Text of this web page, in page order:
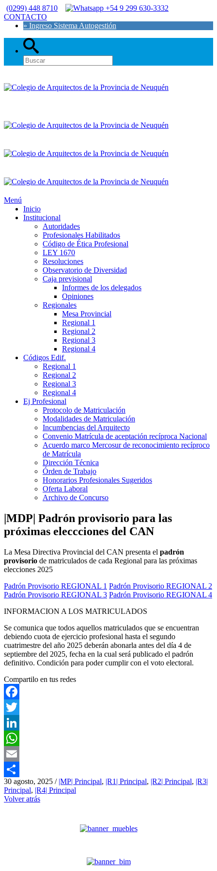
(0299) 448 8710
+54 9 299 630-3332
CONTACTO
» Ingreso Sistema Autogestión
Menú
Inicio
Institucional
Autoridades
Profesionales Habilitados
Código de Ética Profesional
LEY 1670
Resoluciones
Observatorio de Diversidad
Caja previsional
Informes de los delegados
Opiniones
Regionales
Mesa Provincial
Regional 1
Regional 2
Regional 3
Regional 4
Códigos Edif.
Regional 1
Regional 2
Regional 3
Regional 4
Ej Profesional
Protocolo de Matriculación
Modalidades de Matriculación
Incumbencias del Arquitecto
Convenio Matrícula de aceptación recíproca Nacional
Acuerdo marco Mercosur de reconocimiento recíproco
de Matrícula
Dirección Técnica
Órden de Trabajo
Honorarios Profesionales Sugeridos
Oferta Laboral
Archivo de Concurso
|MDP| Padrón provisorio para las
próximas eleccciones del CAN
La Mesa Directiva Provincial del CAN presenta el padrón
provisorio de matriculados de cada Regional para las próximas
elecciones 2025
Padrón Provisorio REGIONAL 1 Padrón Provisorio REGIONAL 2
Padrón Provisorio REGIONAL 3 Padrón Provisorio REGIONAL 4
INFORMACION A LOS MATRICULADOS
Se comunica que todos aquellos matriculados que se encuentran
debiendo cuota de ejercicio profesional hasta el segundo
cuatrimestre del año 2025 deberán abonarla antes del día 4 de
septiembre del 2025, fecha en la cual será publicado el padrón
definitivo. Condición para poder cumplir con el voto electoral.
Compartilo en tus redes
Facebook
Twitter
LinkedIn
WhatsApp
Email
Compartir
30 agosto, 2025 / |MP| Principal, |R1| Principal, |R2| Principal, |R3|
Principal, |R4| Principal
Volver atrás